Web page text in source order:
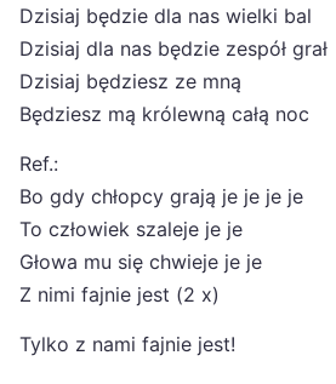
Dzisiaj będzie dla nas wielki bal
Dzisiaj dla nas będzie zespół grał
Dzisiaj będziesz ze mną
Będziesz mą królewną całą noc
Ref.:
Bo gdy chłopcy grają je je je je
To człowiek szaleje je je
Głowa mu się chwieje je je
Z nimi fajnie jest (2 x)
Tylko z nami fajnie jest!